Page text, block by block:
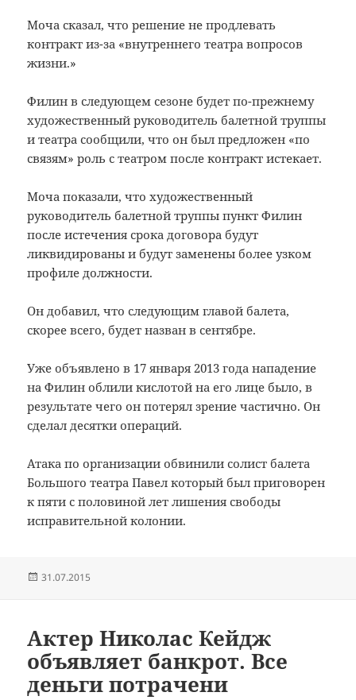
Моча сказал, что решение не продлевать
контракт из-за «внутреннего театра вопросов
жизни.»
Филин в следующем сезоне будет по-прежнему
художественный руководитель балетной труппы
и театра сообщили, что он был предложен «по
связям» роль с театром после контракт истекает.
Моча показали, что художественный
руководитель балетной труппы пункт Филин
после истечения срока договора будут
ликвидированы и будут заменены более узком
профиле должности.
Он добавил, что следующим главой балета,
скорее всего, будет назван в сентябре.
Уже объявлено в 17 января 2013 года нападение
на Филин облили кислотой на его лице было, в
результате чего он потерял зрение частично.Он
сделал десятки операций.
Атака по организации обвинили солист балета
Большого театра Павел который был приговорен
к пяти с половиной лет лишения свободы
исправительной колонии.
Опубликовано
31.07.2015
Актер Николас Кейдж
объявляет банкрот. Все
деньги потрачени